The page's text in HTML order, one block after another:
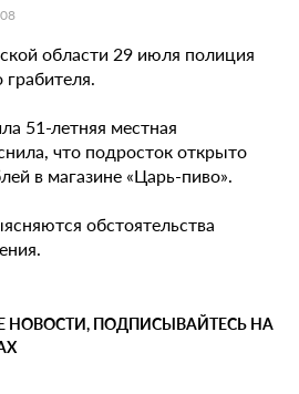
области 29 июля полиция
51-летняя местная
что подросток открыто
в магазине «Царь-пиво».
обстоятельства
НОВОСТИ, ПОДПИСЫВАЙТЕСЬ НА